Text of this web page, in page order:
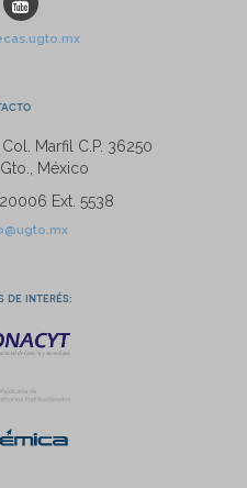
Marfil C.P. 36250
México
Ext. 5538
de interés: